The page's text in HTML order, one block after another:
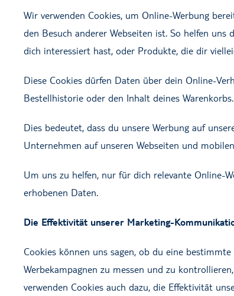
Wir verwenden Cookies, um Online-Werbung
den Besuch anderer Webseiten ist. So helfen uns
dich interessiert hast, oder Produkte, die dir
Diese Cookies dürfen Daten über dein Online-
Bestellhistorie oder den Inhalt deines Warenkorbs.
Dies bedeutet, dass du unsere Werbung auf
Unternehmen auf unseren Webseiten und
Um uns zu helfen, nur für dich relevante Online-
erhobenen Daten.
Die Effektivität unserer Marketing-
Cookies können uns sagen, ob du eine
Werbekampagnen zu messen und zu
verwenden Cookies auch dazu, die Effektivität